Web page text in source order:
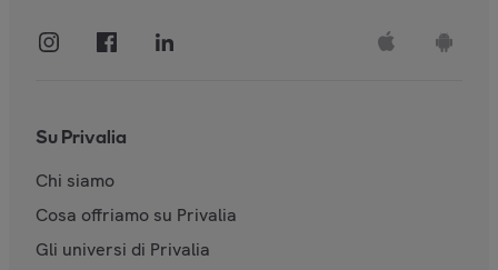
Su Privalia
Chi siamo
Cosa offriamo su Privalia
Gli universi di Privalia